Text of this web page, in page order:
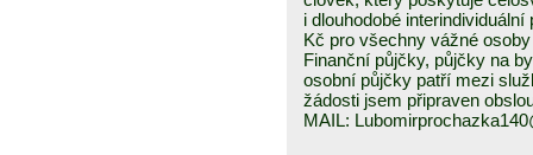
i dlouhodobé
Kč pro všechny vážné
Finanční půjčky, půjčky na
osobní půjčky patří mezi
žádosti jsem připraven
MAIL: